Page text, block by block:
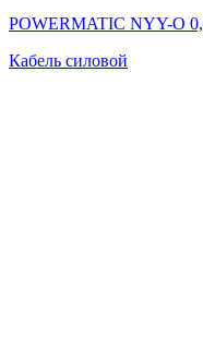
POWERMATIC NYY-O
Кабель силовой